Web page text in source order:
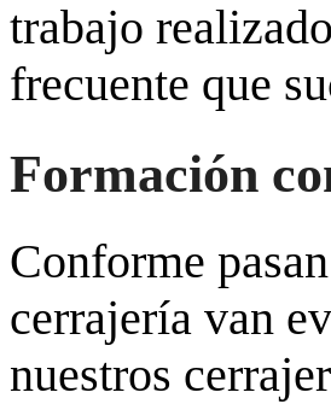
trabajo
frecuente que
Formación
Conforme
cerrajería van
nuestros